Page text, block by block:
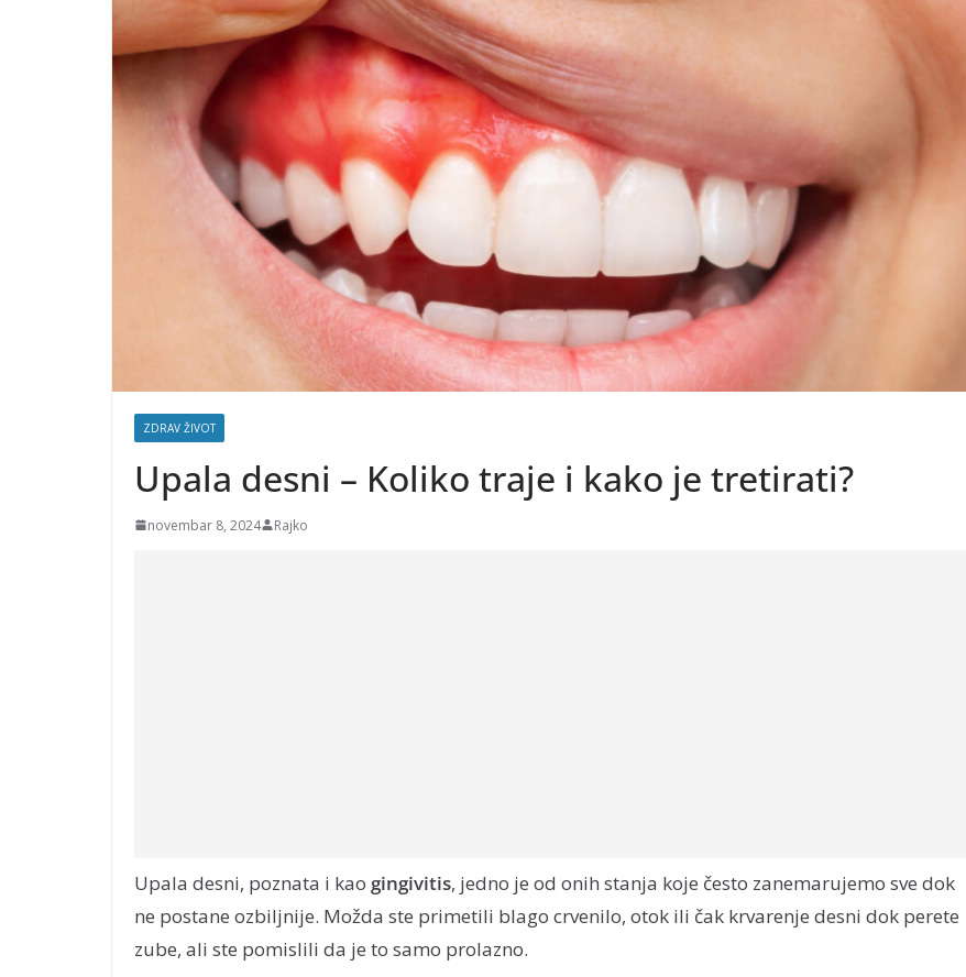
ZDRAV ŽIVOT
Upala desni – Koliko traje i kako je tretirati?
novembar 8, 2024 Rajko
Upala desni, poznata i kao gingivitis, jedno je od onih stanja koje često zanemarujemo sve dok
ne postane ozbiljnije. Možda ste primetili blago crvenilo, otok ili čak krvarenje desni dok perete
zube, ali ste pomislili da je to samo prolazno.